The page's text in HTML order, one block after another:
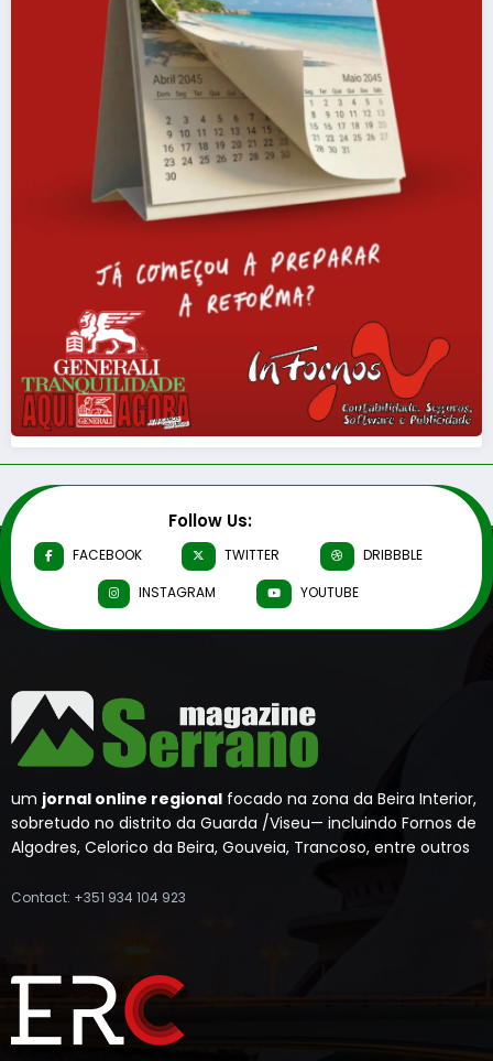
Follow Us:
FACEBOOK TWITTER
DRIBBBLE
INSTAGRAM
YOUTUBE
um jornal online regional focado na zona da Beira Interior,
sobretudo no distrito da Guarda /Viseu— incluindo Fornos de
Algodres, Celorico da Beira, Gouveia, Trancoso, entre outros
Contact: +351 934 104 923